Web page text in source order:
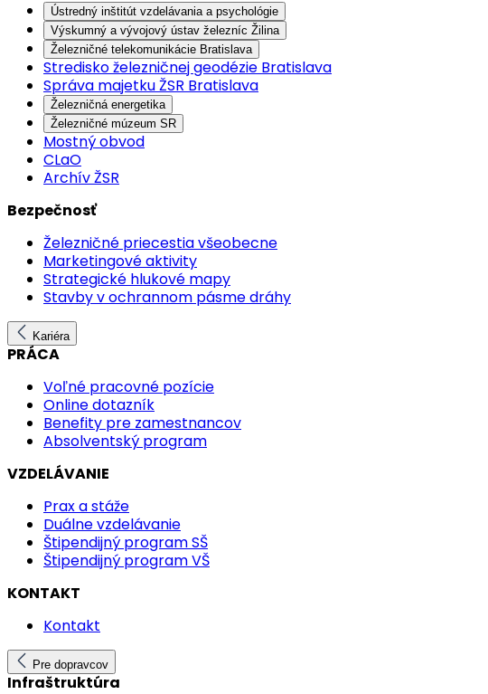
Ústredný inštitút vzdelávania a psychológie
Výskumný a vývojový ústav železníc Žilina
Železničné telekomunikácie Bratislava
Stredisko železničnej geodézie Bratislava
Správa majetku ŽSR Bratislava
Železničná energetika
Železničné múzeum SR
Mostný obvod
CLaO
Archív ŽSR
Bezpečnosť
Železničné priecestia všeobecne
Marketingové aktivity
Strategické hlukové mapy
Stavby v ochrannom pásme dráhy
Kariéra
PRÁCA
Voľné pracovné pozície
Online dotazník
Benefity pre zamestnancov
Absolventský program
VZDELÁVANIE
Prax a stáže
Duálne vzdelávanie
Štipendijný program SŠ
Štipendijný program VŠ
KONTAKT
Kontakt
Pre dopravcov
Infraštruktúra